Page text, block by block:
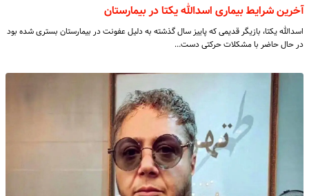
آخرین شرایط بیماری اسدالله یکتا در بیمارستان
اسدالله یکتا، بازیگر قدیمی که پاییز سال گذشته به دلیل عفونت در بیمارستان بستری شده بود
در حال حاضر با مشکلات حرکتی دست…